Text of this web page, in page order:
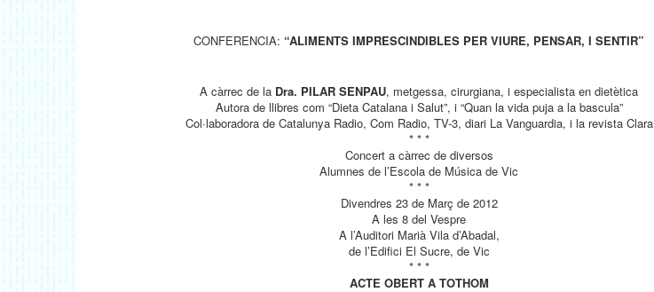
CONFERENCIA: “ALIMENTS IMPRESCINDIBLES PER VIURE, PENSAR, I SENTIR”
A càrrec de la Dra. PILAR SENPAU, metgessa, cirurgiana, i especialista en dietètica
Autora de llibres com “Dieta Catalana i Salut”, i “Quan la vida puja a la bascula”
Col·laboradora de Catalunya Radio, Com Radio, TV-3, diari La Vanguardia, i la revista Clara
* * *
Concert a càrrec de diversos
Alumnes de l’Escola de Música de Vic
* * *
Divendres 23 de Març de 2012
A les 8 del Vespre
A l’Auditori Marià Vila d’Abadal,
de l’Edifici El Sucre, de Vic
* * *
ACTE OBERT A TOTHOM